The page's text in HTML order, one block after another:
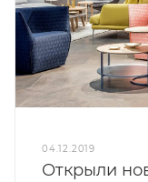
04.12.2019
Открыли